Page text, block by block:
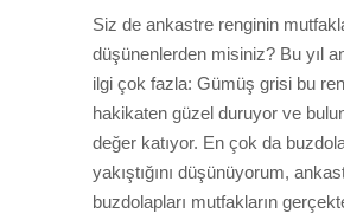
Siz de ankastre renginin
düşünenlerden misiniz? Bu yıl
ilgi çok fazla: Gümüş grisi bu
hakikaten güzel duruyor ve
değer katıyor. En çok da
yakıştığını düşünüyorum,
buzdolapları mutfakların